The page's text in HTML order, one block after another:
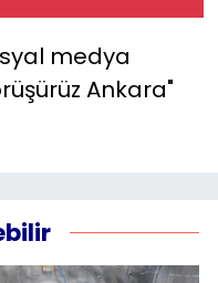
medya
Ankara"